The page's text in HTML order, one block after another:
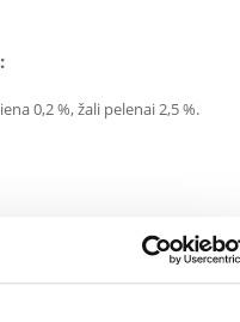
0,2 %, žali pelenai 2,5 %.
sulfato heptahidratas) 49